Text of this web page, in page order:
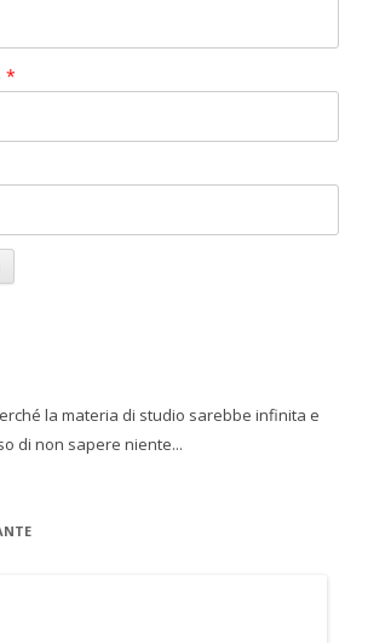
*
la materia di studio sarebbe infinita e
di non sapere niente...